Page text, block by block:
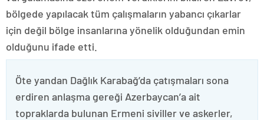
bölgede yapılacak tüm çalışmaların yabancı çıkarlar
için değil bölge insanlarına yönelik olduğundan emin
olduğunu ifade etti.
Öte yandan Dağlık Karabağ’da çatışmaları sona
erdiren anlaşma gereği Azerbaycan’a ait
topraklarda bulunan Ermeni siviller ve askerler,